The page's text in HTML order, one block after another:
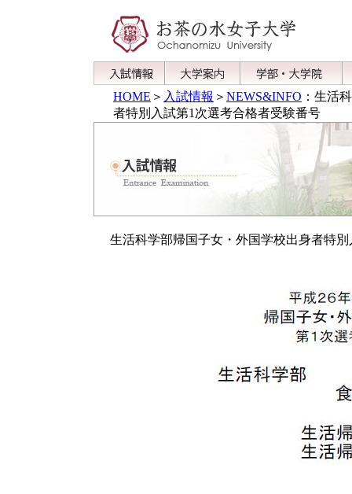
HOME ＞ 入試情報 ＞ NEWS&INFO ：生活
者特別入試第1次選考合格者受験番号
生活科学部帰国子女・外国学校出身者特